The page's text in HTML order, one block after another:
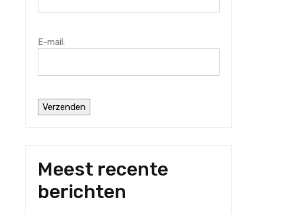
E-mail:
Meest recente
berichten